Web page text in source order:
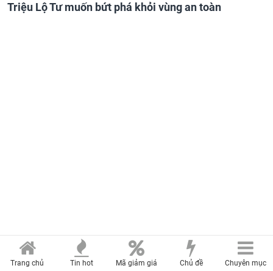
Triệu Lộ Tư muốn bứt phá khỏi vùng an toàn
Trang chủ Tin hot Mã giảm giá Chủ đề Chuyên mục